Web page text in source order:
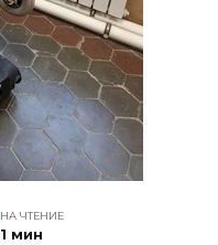
НА ЧТЕНИЕ
1 мин